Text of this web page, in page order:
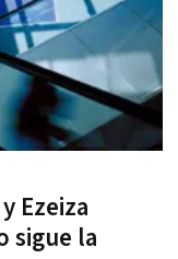
Ezeiza
sigue la